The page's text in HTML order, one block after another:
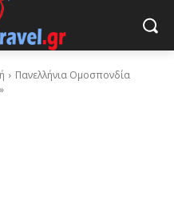
Πανελλήνια Ομοσπονδία